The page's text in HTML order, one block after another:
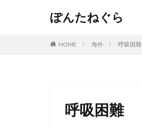
ぽんたねぐら
HOME 海外 呼吸困難
呼吸困難